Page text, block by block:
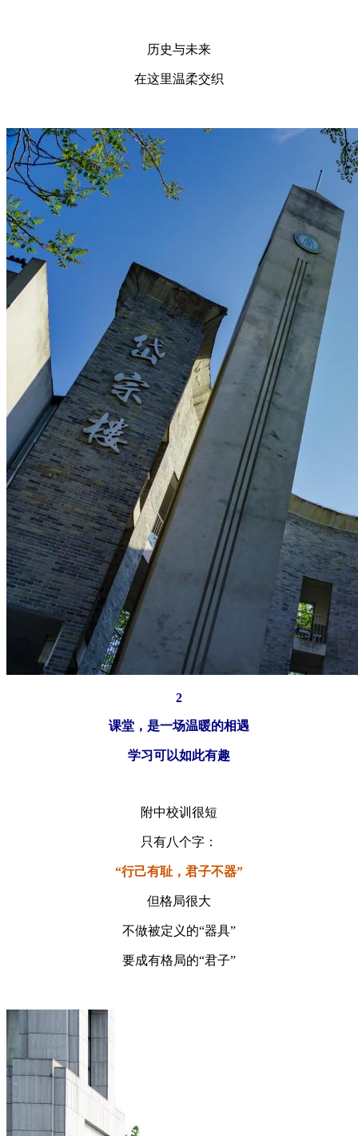
历史与未来
在这里温柔交织
2
课堂，是一场温暖的相遇
学习可以如此有趣
附中校训很短
只有八个字：
“行己有耻，君子不器”
但格局很大
不做被定义的“器具”
要成有格局的“君子”